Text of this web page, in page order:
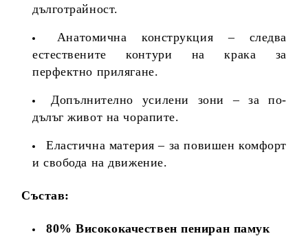
дълготрайност.
Анатомична конструкция – следва
естествените контури на крака за
перфектно прилягане.
Допълнително усилени зони – за по-
дълъг живот на чорапите.
Еластична материя – за повишен комфорт
и свобода на движение.
Състав:
80% Висококачествен пениран памук